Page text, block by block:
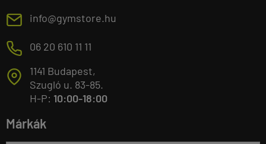
E info@gymstore.hu
M 06 20 610 11 11
T
1141 Budapest,
Szugló u. 83-85.
H-P: 10:00-18:00
Márkák